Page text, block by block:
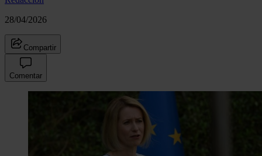
28/04/2026
Compartir
Comentar